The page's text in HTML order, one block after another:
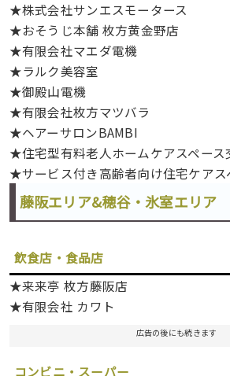
★株式会社サンエスモータース
★おそうじ本舗 枚方黄金野店
★有限会社マエダ電機
★ラルク美容室
★御殿山電機
★有限会社枚方マツバラ
★ヘアーサロンBAMBI
★住宅型有料老人ホームケアスペース
★サービス付き高齢者向け住宅ケアス
藤阪エリア&穂谷・氷室エリア
飲食店・食品店
★来来亭 枚方藤阪店
★有限会社 カワト
広告の後にも続きます
コンビニ・スーパー